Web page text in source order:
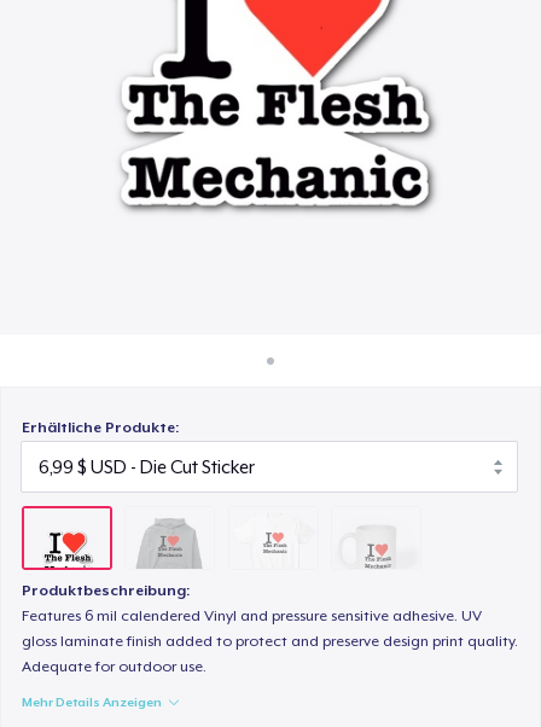
Überall verkaufen
Etwas verkaufen
Erhältliche Produkte:
Produktbeschreibung:
Features 6 mil calendered Vinyl and pressure sensitive adhesive. UV
gloss laminate finish added to protect and preserve design print quality.
Adequate for outdoor use.
Mehr Details Anzeigen
Comfort Tee
23,99 $
Mug
17,00 $